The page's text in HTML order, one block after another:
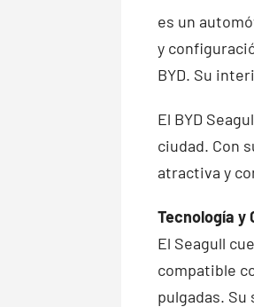
es un
y
BYD. Su
El BYD
ciudad. Con
atractiva y
Tecnología y
El Seagull
compatible
pulgadas.